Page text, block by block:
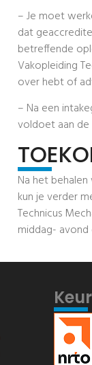
– Je moet
dat
betreffende
Vakopleiding
over hebt of
– Na een
voldoet aan de
Na het
kun je verder
Technicus
middag- avond